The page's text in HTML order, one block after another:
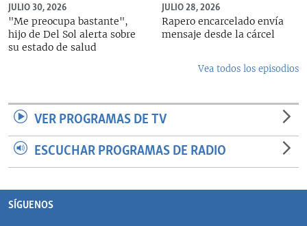
JULIO 30, 2026
"Me preocupa bastante",
hijo de Del Sol alerta sobre
su estado de salud
JULIO 28, 2026
Rapero encarcelado envía
mensaje desde la cárcel
Vea todos los episodios
VER PROGRAMAS DE TV
ESCUCHAR PROGRAMAS DE RADIO
SÍGUENOS